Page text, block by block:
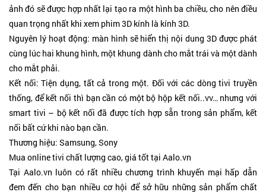
ảnh đó sẽ được hợp nhất lại tạo ra một hình ba chiều, cho nên điều
quan trọng nhất khi xem phim 3D kính là kính 3D.
Nguyên lý hoạt động: màn hình sẽ hiển thị nội dung 3D được phát
cùng lúc hai khung hình, một khung dành cho mắt trái và một dành
cho mắt phải.
Kết nối: Tiện dụng, tất cả trong một. Đối với các dòng tivi truyền
thống, để kết nối thì bạn cần có một bộ hộp kết nối..vv… nhưng với
smart tivi – bộ kết nối đã được tích hợp sẵn trong sản phẩm, kết
nối bất cứ khi nào bạn cần.
Thương hiệu: Samsung, Sony
Mua online tivi chất lượng cao, giá tốt tại Aalo.vn
Tại Aalo.vn luôn có rất nhiều chương trình khuyến mại hấp dẫn
đem đến cho bạn nhiều cơ hội để sở hữu những sản phẩm chất